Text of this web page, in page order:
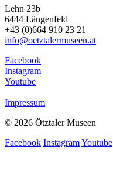
Lehn 23b
6444 Längenfeld
+43 (0)664 910 23 21
info@oetztalermuseen.at
Facebook
Instagram
Youtube
Impressum
© 2026 Ötztaler Museen
Facebook InstagramYoutube